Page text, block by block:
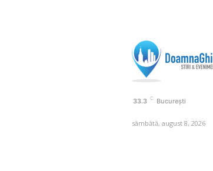
33.3 C București
sâmbătă, august 8, 2026